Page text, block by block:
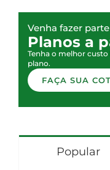
Venha fazer
Planos a
Tenha o melhor
plano.
FAÇA SUA
Popular